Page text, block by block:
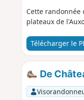
Cette randonnée
plateaux de
Télécharger le
De